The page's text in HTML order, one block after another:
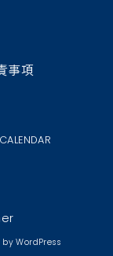
事項
CALENDAR
byWordPress